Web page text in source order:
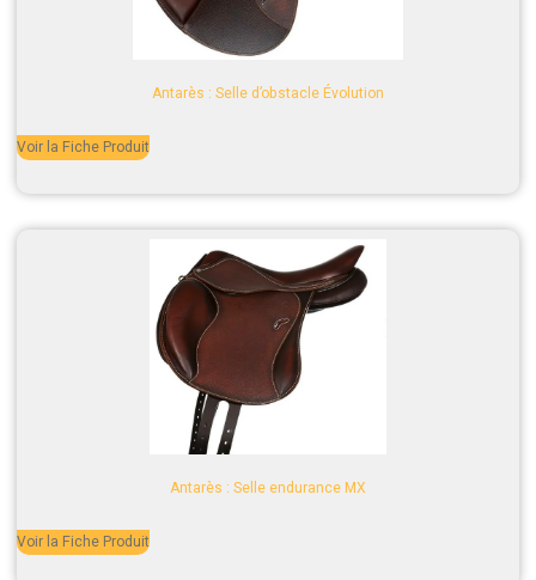
Antarès : Selle d’obstacle Évolution
Voir la Fiche Produit
Antarès : Selle endurance MX
Voir la Fiche Produit